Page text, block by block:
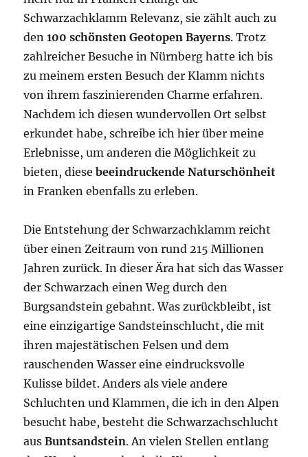
Schwarzachklamm Relevanz, sie zählt auch zu
den100 schönsten Geotopen Bayerns. Trotz
zahlreicher Besuche in Nürnberg hatte ich bis
zu meinem ersten Besuch der Klamm nichts
von ihrem faszinierenden Charme erfahren.
Nachdem ich diesen wundervollen Ort selbst
erkundet habe, schreibe ich hier über meine
Erlebnisse, um anderen die Möglichkeit zu
bieten, diesebeeindruckende Naturschönheit
in Franken ebenfalls zu erleben.
Die Entstehung der Schwarzachklamm reicht
über einen Zeitraum von rund 215 Millionen
Jahren zurück. In dieser Ära hat sich das Wasser
der Schwarzach einen Weg durch den
Burgsandstein gebahnt. Was zurückbleibt, ist
eine einzigartige Sandsteinschlucht, die mit
ihren majestätischen Felsen und dem
rauschenden Wasser eine eindrucksvolle
Kulisse bildet. Anders als viele andere
Schluchten und Klammen, die ich in den Alpen
besucht habe, besteht die Schwarzachschlucht
ausBuntsandstein. An vielen Stellen entlang